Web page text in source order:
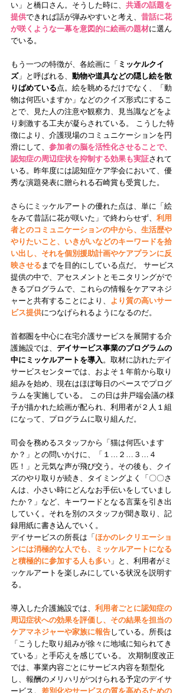
い」と橋口さん。そうした時に、 共通の話題を
提供できれば話が弾みやすいと考え、 昔話に花
が咲くような一幕を意図的に絵画の題材に選ん
でいる。
もう一つの特徴が、各絵画に「 ミッケルクイ
ズ」と呼ばれる、 動物や道具などの隠し絵を散
りばめている点。絵を眺めるだけでなく、「動
物は何匹いますか」などのクイズ形式にするこ
とで、見た人の注意や観察力、見当識などをよ
り刺激する工夫が凝らされている。 こうした特
徴により、介護現場のコミュニケーションを円
滑にして、 参加者の脳を活性化させることで、
認知症の周辺症状を抑制する効果も実証されて
いる。昨年度には認知症ケア学会において、優
秀な演題発表に贈られる石崎賞も受賞した。
さらにミッケルアートの優れた点は、単に「絵
をみて昔話に花が咲いた」で終わらせず、 利用
者とのコミュニケーションの中から、生活歴や
やりたいこと、いきがいなどのキーワードを拾
い出し、それを個別援助計画やケアプランに反
映させる までを目的にしている点だ。 サービス
提供の中で、アセスメントとモニタリングがで
きるプログラムで、これらの情報をケアマネジ
ャーと共有することにより、 より質の高いサー
ビス提供につなげられるようになるのだ。
首都圏を中心に在宅介護サービスを展開する介
護施設では、 デイサービス事業のプログラムの
中にミッケルアートを導入。取材に訪れたデイ
サービスセンターでは、およそ１年前から取り
組みを始め、現在はほぼ毎日のペースでプログ
ラムを実施している。 この日は井戸端会議の様
子が描かれた絵画が配られ、利用者が２人１組
になって、プログラムに取り組んだ。
司会を務めるスタッフから「猫は何匹います
か？」との問いかけに、「１…２…３…４
匹！」と元気な声が飛び交う。その後も、クイ
ズのやり取りが続き、タイミングよく「〇〇さ
んは、小さい時にどんなお手伝いをしていまし
たか？」など、キーワードとなる言葉を引き出
していく。それを別のスタッフが聞き取り、記
録用紙に書き込んでいく。
デイサービスの所長は「 ほかのレクリエーショ
ンには消極的な人でも、ミッケルアートになる
と積極的に参加する人も多い 」と、利用者がミ
ッケルアートを楽しみにしている状況を説明す
る。
導入した介護施設では、 利用者ごとに認知症の
周辺症状への効果を評価し、その結果を担当の
ケアマネジャーや家族に報告している。所長は
「こうした取り組みが徐々に地域に知られてき
ている」と手応えを感じている。 次期制度改正
では、事業内容ごとにサービス内容を類型化
し、報酬のメリハリがつけられる予定のデイサ
ービス。 差別化やサービスの質を高めるための